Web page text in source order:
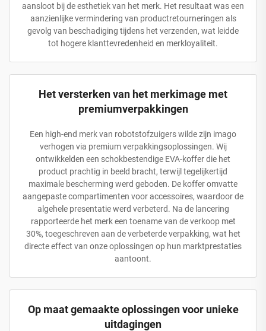
aansloot bij de esthetiek van het merk. Het resultaat was een
aanzienlijke vermindering van productretourneringen als
gevolg van beschadiging tijdens het verzenden, wat leidde
tot hogere klanttevredenheid en merkloyaliteit.
Het versterken van het merkimage met
premiumverpakkingen
Een high-end merk van robotstofzuigers wilde zijn imago
verhogen via premium verpakkingsoplossingen. Wij
ontwikkelden een schokbestendige EVA-koffer die het
product prachtig in beeld bracht, terwijl tegelijkertijd
maximale bescherming werd geboden. De koffer omvatte
aangepaste compartimenten voor accessoires, waardoor de
algehele presentatie werd verbeterd. Na de lancering
rapporteerde het merk een toename van de verkoop met
30%, toegeschreven aan de verbeterde verpakking, wat het
directe effect van onze oplossingen op hun marktprestaties
aantoont.
Op maat gemaakte oplossingen voor unieke
uitdagingen